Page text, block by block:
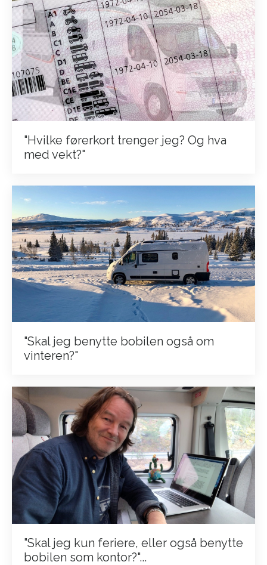
"Hvilke førerkort trenger jeg? Og hva
med vekt?"
"Skal jeg benytte bobilen også om
vinteren?"
"Skal jeg kun feriere, eller også benytte
bobilen som kontor?"...